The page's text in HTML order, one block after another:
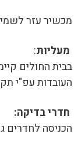
מכשיר עזר
מעליות:
העובדות עפ"י
חדרי בדיקה:
הכניסה לחדרים